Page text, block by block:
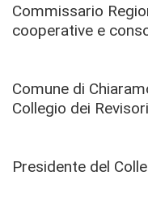
Commissario
cooperative e
Comune di
Collegio dei
Presidente del